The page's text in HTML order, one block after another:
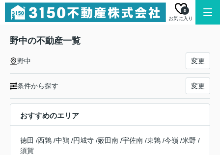
お気に入り
0
野中の不動産一覧
野中 変更
条件から探す 変更
おすすめのエリア
徳田 /西鶉 /中鶉 /円城寺 /薮田南 /宇佐南 /東鶉 /今嶺 /米野 /
須賀